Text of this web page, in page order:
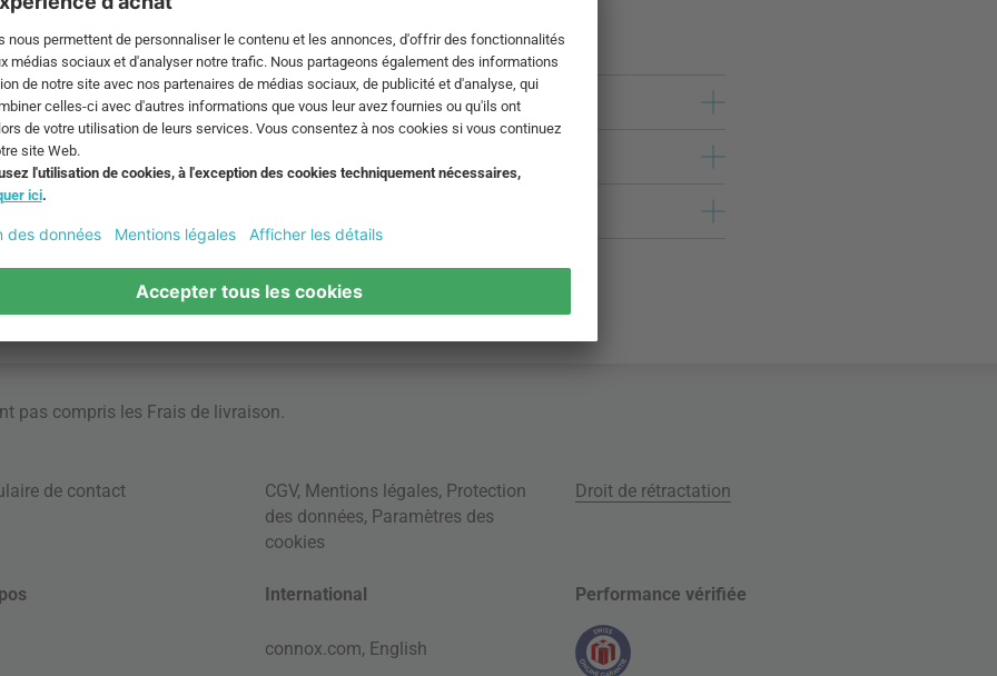
pas compris les Frais de livraison.
de contact CGV, Mentions légales, Protection
des données, Paramètres des
cookies
Droit de rétractation
International
connox.com, English
Performance vérifiée